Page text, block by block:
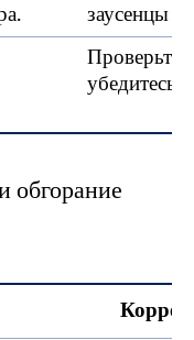
заусенцы с
Проверьте
убедитесь
обгорание